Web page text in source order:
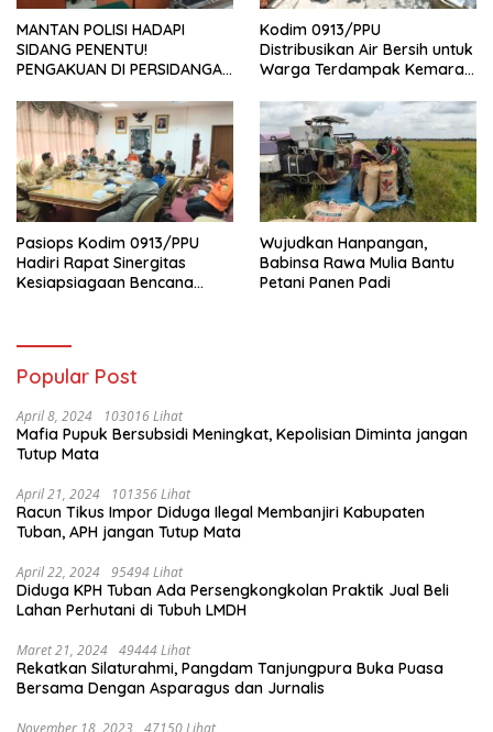
MANTAN POLISI HADAPI
SIDANG PENENTU!
PENGAKUAN DI PERSIDANGAN
JADI PERHATIAN NASIONAL
Kodim 0913/PPU
Distribusikan Air Bersih untuk
Warga Terdampak Kemarau
Pasiops Kodim 0913/PPU
Hadiri Rapat Sinergitas
Kesiapsiagaan Bencana
Wujudkan Hanpangan,
Babinsa Rawa Mulia Bantu
Petani Panen Padi
Popular Post
April 8, 2024 103016 Lihat
Mafia Pupuk Bersubsidi Meningkat, Kepolisian Diminta jangan
Tutup Mata
April 21, 2024 101356 Lihat
Racun Tikus Impor Diduga Ilegal Membanjiri Kabupaten
Tuban, APH jangan Tutup Mata
April 22, 2024 95494 Lihat
Diduga KPH Tuban Ada Persengkongkolan Praktik Jual Beli
Lahan Perhutani di Tubuh LMDH
Maret 21, 2024 49444 Lihat
Rekatkan Silaturahmi, Pangdam Tanjungpura Buka Puasa
Bersama Dengan Asparagus dan Jurnalis
November 18, 2023 47150 Lihat